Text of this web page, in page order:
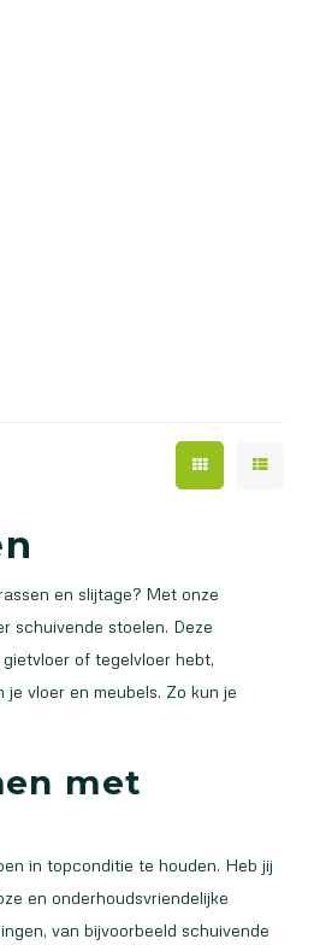
en slijtage? Met onze
schuivende stoelen. Deze
of tegelvloer hebt,
vloer en meubels. Zo kun je
met
in topconditie te houden. Heb jij
en onderhoudsvriendelijke
van bijvoorbeeld schuivende